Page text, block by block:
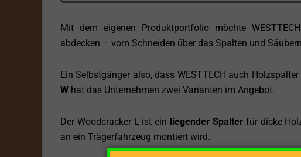
Mit dem eigenen Produktportfolio möchte
abdecken – vom Schneiden über das Spalten und
Ein Selbstgänger also, dass WESTTECH auch
W hat das Unternehmen zwei Varianten im Angebot.
Der Woodcracker L ist ein liegender Spalterfür dicke
an ein Trägerfahrzeug montiert wird.